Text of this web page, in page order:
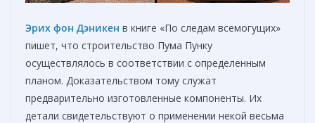
Эрих фон Дэникен в книге «По следам всемогущих»
пишет, что строительство Пума Пунку
осуществлялось в соответствии с определенным
планом. Доказательством тому служат
предварительно изготовленные компоненты. Их
детали свидетельствуют о применении некой весьма